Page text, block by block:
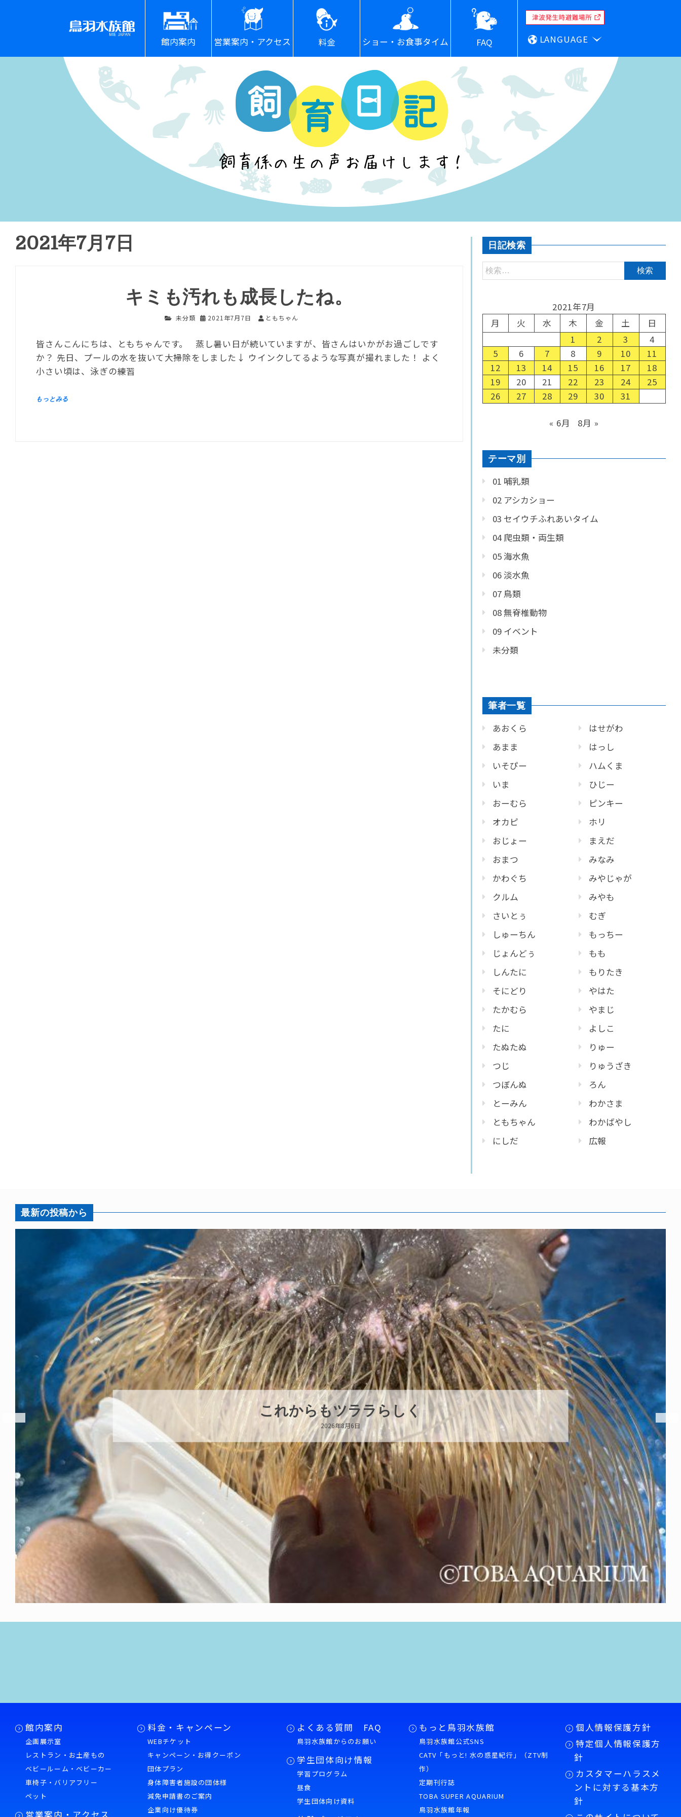
館内案内 営業案内・アクセス 料金 ショー・お食事タイム FAQ LANGUAGE
2021年7月7日
キミも汚れも成長したね。
未分類 2021年7月7日 ともちゃん
皆さんこんにちは、ともちゃんです。 蒸し暑い日が続いていますが、皆さんはいかがお過ごしです
か？ 先日、プールの水を抜いて大掃除をしました↓ ウインクしてるような写真が撮れました！ よく
小さい頃は、泳ぎの練習
日記検索
2021年7月
月
火 水 木 金 土
日
1
2 3
4
5
6 7 8 9 10
11
12
13 14 15 16 17
18
19
20 21 22 23 24
25
26
27 28 29 30 31
« 6月 8月 »
テーマ別
01 哺乳類
02 アシカショー
03 セイウチふれあいタイム
04 爬虫類・両生類
05 海水魚
06 淡水魚
07 鳥類
08 無脊椎動物
09 イベント
未分類
筆者一覧
あおくら
あまま
いそぴー
いま
おーむら
オカピ
おじょー
おまつ
かわぐち
クルム
さいとぅ
しゅーちん
じょんどぅ
しんたに
そにどり
たかむら
たに
たぬたぬ
つじ
つぼんぬ
とーみん
ともちゃん
にしだ
はせがわ
はっし
ハムくま
ひじー
ピンキー
ホリ
まえだ
みなみ
みやじゃが
みやも
むぎ
もっちー
もも
もりたき
やはた
やまじ
よしこ
りゅー
りゅうざき
ろん
わかさま
わかばやし
広報
最新の投稿から
ハロー’s Birthday!!!
2026年8月6日
館内案内
企画展示室
レストラン・お土産もの
ベビールーム・ベビーカー
車椅子・バリアフリー
ペット
営業案内・アクセス
料金・キャンペーン
WEBチケット
キャンペーン・お得クーポン
団体プラン
身体障害者施設の団体様
減免申請書のご案内
企業向け優待券
よくある質問 FAQ
鳥羽水族館からのお願い
学生団体向け情報
学習プログラム
昼食
学生団体向け資料
もっと鳥羽水族館
鳥羽水族館公式SNS
CATV「もっと! 水の惑星紀行」（ZTV制
作）
定期刊行誌
TOBA SUPER AQUARIUM
鳥羽水族館年報
個人情報保護方針
特定個人情報保護方
針
カスタマーハラスメ
ントに対する基本方
針